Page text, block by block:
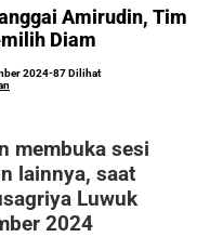
Amirudin,
Amirudin, Tim
Diam
2024oleh
-87 Dilihat
membuka sesi
lainnya, saat
Luwuk
2024